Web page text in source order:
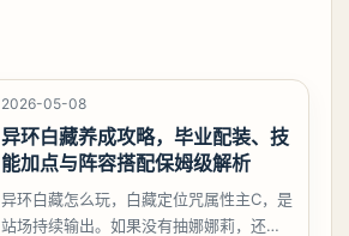
2026-05-08
异环白藏养成攻略，毕业配装、技
能加点与阵容搭配保姆级解析
异环白藏怎么玩，白藏定位咒属性主C，是
站场持续输出。如果没有抽娜娜莉，还没